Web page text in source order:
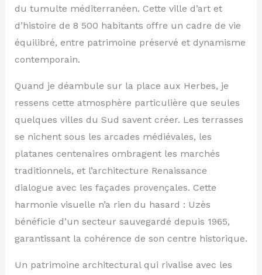
du tumulte méditerranéen. Cette ville d’art et
d’histoire de 8 500 habitants offre un cadre de vie
équilibré, entre patrimoine préservé et dynamisme
contemporain.
Quand je déambule sur la place aux Herbes, je
ressens cette atmosphère particulière que seules
quelques villes du Sud savent créer. Les terrasses
se nichent sous les arcades médiévales, les
platanes centenaires ombragent les marchés
traditionnels, et l’architecture Renaissance
dialogue avec les façades provençales. Cette
harmonie visuelle n’a rien du hasard : Uzès
bénéficie d’un secteur sauvegardé depuis 1965,
garantissant la cohérence de son centre historique.
Un patrimoine architectural qui rivalise avec les